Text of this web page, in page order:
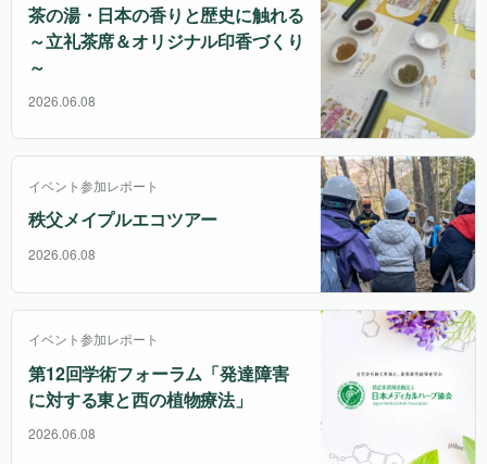
茶の湯・日本の香りと歴史に触れる
～立礼茶席＆オリジナル印香づくり
～
2026.06.08
イベント参加レポート
秩父メイプルエコツアー
2026.06.08
イベント参加レポート
第12回学術フォーラム「発達障害
に対する東と西の植物療法」
2026.06.08